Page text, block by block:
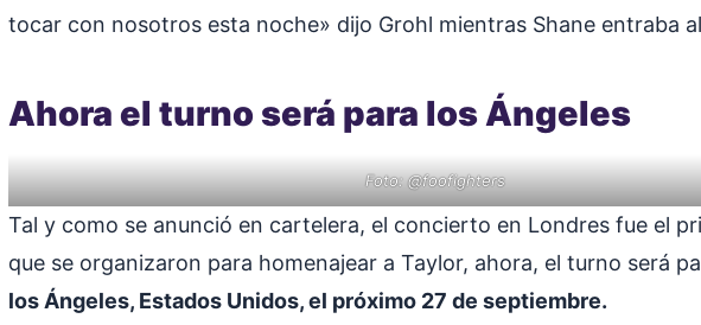
tocar con nosotros esta noche» dijo Grohl mientras Shane entraba
Ahora el turno será para los Ángeles
Foto: @foofighters
Tal y como se anunció en cartelera, el concierto en Londres fue el
que se organizaron para homenajear a Taylor, ahora, el turno será
los Ángeles, Estados Unidos, el próximo 27 de septiembre.